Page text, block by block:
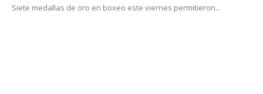
Siete medallas de oro en boxeo este viernes permitieron...